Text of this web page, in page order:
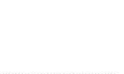
書
グラム「超成熟社会発展のサ